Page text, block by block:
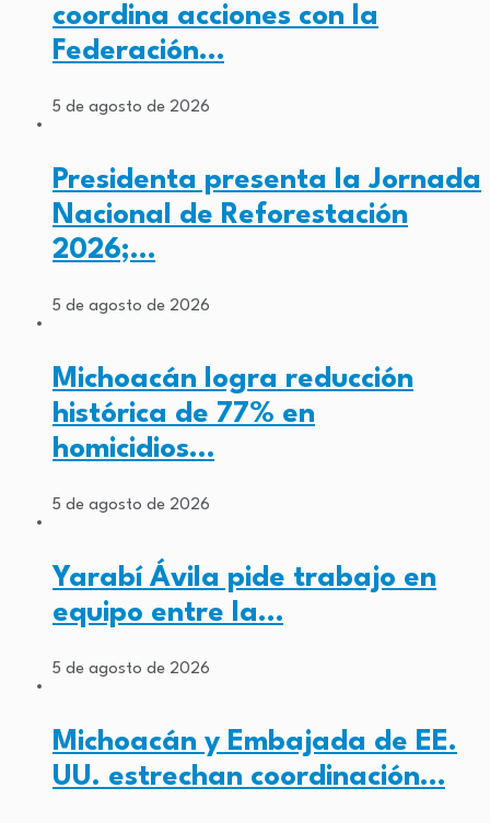
coordina acciones con la
Federación…
5 de agosto de 2026
Presidenta presenta la Jornada
Nacional de Reforestación
2026;…
5 de agosto de 2026
Michoacán logra reducción
histórica de 77% en
homicidios…
5 de agosto de 2026
Yarabí Ávila pide trabajo en
equipo entre la…
5 de agosto de 2026
Michoacán y Embajada de EE.
UU. estrechan coordinación…